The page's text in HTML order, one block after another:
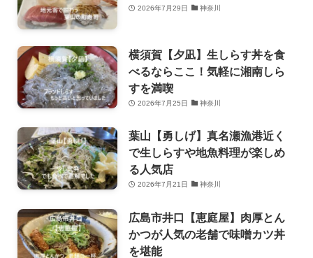
2026年7月29日 神奈川
横須賀【夕凪】生しらす丼を食
べるならここ！気軽に湘南しら
すを満喫
2026年7月25日 神奈川
葉山【勇しげ】真名瀬漁港近く
で生しらすや地魚料理が楽しめ
る人気店
2026年7月21日 神奈川
広島市井口【恵庭屋】肉厚とん
かつが人気の老舗で味噌カツ丼
を堪能